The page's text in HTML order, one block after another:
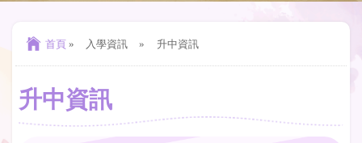
首頁 » 入學資訊 » 升中資訊
升中資訊